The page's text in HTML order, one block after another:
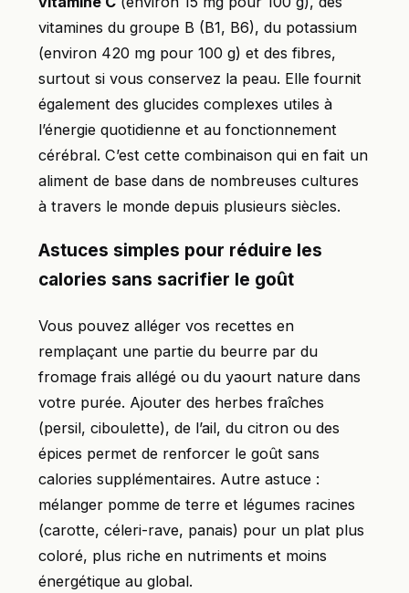
vitamines du groupe B (B1, B6), du potassium
(environ 420 mg pour 100 g) et des fibres,
surtout si vous conservez la peau. Elle fournit
également des glucides complexes utiles à
l’énergie quotidienne et au fonctionnement
cérébral. C’est cette combinaison qui en fait un
aliment de base dans de nombreuses cultures
à travers le monde depuis plusieurs siècles.
Astuces simples pour réduire les
calories sans sacrifier le goût
Vous pouvez alléger vos recettes en
remplaçant une partie du beurre par du
fromage frais allégé ou du yaourt nature dans
votre purée. Ajouter des herbes fraîches
(persil, ciboulette), de l’ail, du citron ou des
épices permet de renforcer le goût sans
calories supplémentaires. Autre astuce :
mélanger pomme de terre et légumes racines
(carotte, céleri-rave, panais) pour un plat plus
coloré, plus riche en nutriments et moins
énergétique au global.